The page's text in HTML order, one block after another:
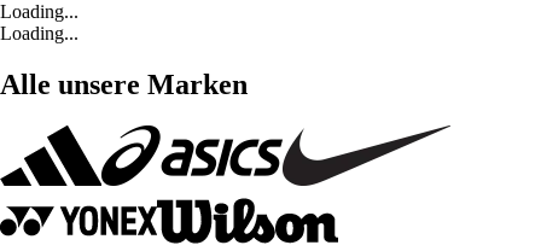
Loading...
Loading...
Alle unsere Marken